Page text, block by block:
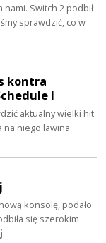
Switch 2 podbił
sprawdzić, co w
kontra
I
aktualny wielki hit
na niego lawina
konsolę, podało
się szerokim